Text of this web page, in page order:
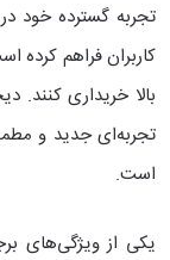
تجربه گسترده خود
کاربران فراهم کرده
بالا خریداری کنند.
تجربه‌ای جدید و
است.
یکی از ویژگی‌های